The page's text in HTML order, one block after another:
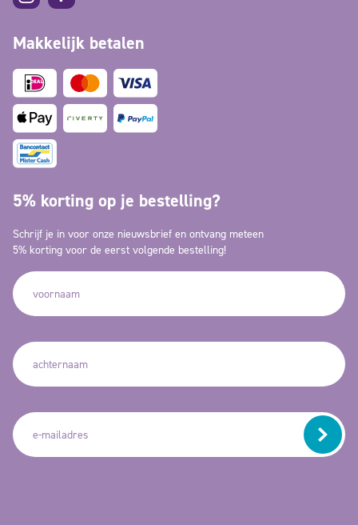
Makkelijk betalen
5% korting op je bestelling?
Schrijf je in voor onze nieuwsbrief en ontvang meteen
5% korting voor de eerst volgende bestelling!